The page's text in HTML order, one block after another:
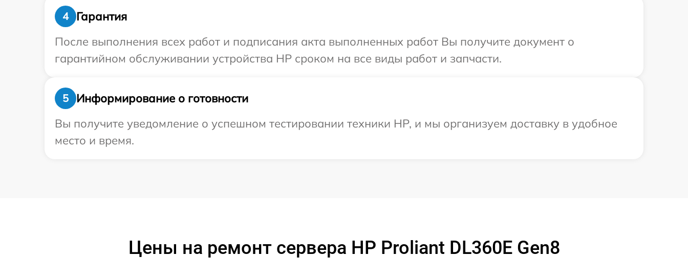
4
Гарантия
После выполнения всех работ и подписания акта выполненных работ Вы получите документ о
гарантийном обслуживании устройства HP сроком на все виды работ и запчасти.
5
Информирование о готовности
Вы получите уведомление о успешном тестировании техники HP, и мы организуем доставку в удобное
место и время.
Цены на ремонт сервера HP Proliant DL360E Gen8